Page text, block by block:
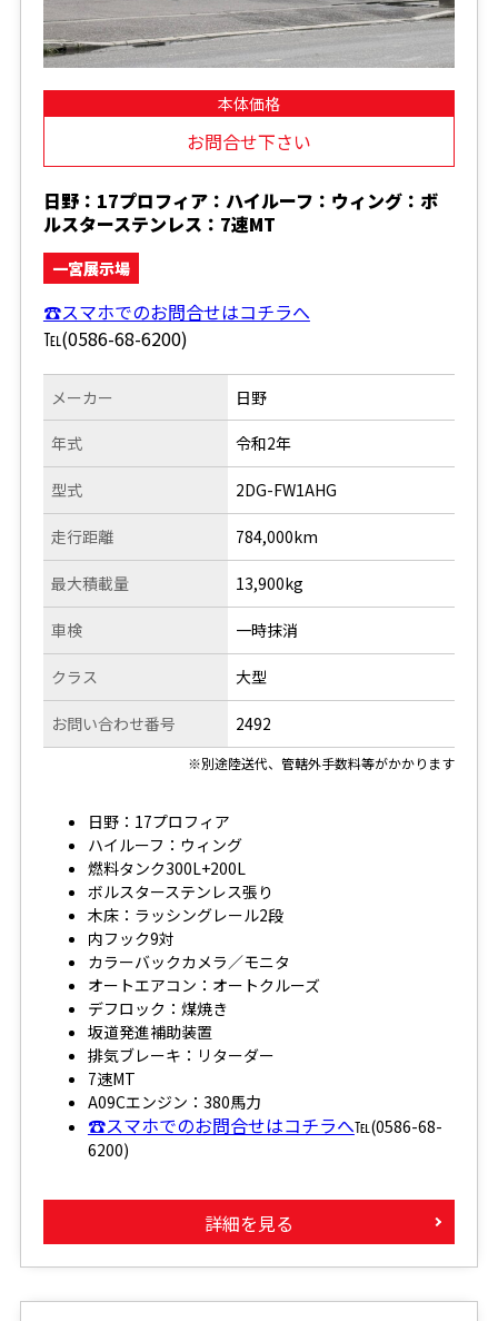
本体価格
お問合せ下さい
日野：17プロフィア：ハイルーフ：ウィング：ボ
ルスターステンレス：7速MT
一宮展示場
☎スマホでのお問合せはコチラへ
℡(0586-68-6200)
メーカー
年式
型式
走行距離
日野
令和2年
2DG-FW1AHG
784,000km
最大積載量
車検
クラス
お問い合わせ番号
13,900kg
一時抹消
大型
2492
※別途陸送代、管轄外手数料等がかかります
日野：17プロフィア
ハイルーフ：ウィング
燃料タンク300L+200L
ボルスターステンレス張り
木床：ラッシングレール2段
内フック9対
カラーバックカメラ／モニタ
オートエアコン：オートクルーズ
デフロック：煤焼き
坂道発進補助装置
排気ブレーキ：リターダー
7速MT
A09Cエンジン：380馬力
☎スマホでのお問合せはコチラへ℡(0586-68-
6200)
詳細を見る